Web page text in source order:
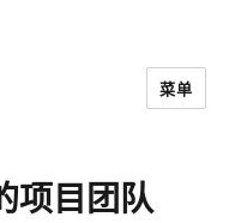
菜单
项目团队